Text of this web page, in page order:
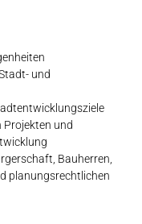
und
und
Bauherren,
planungsrechtlichen